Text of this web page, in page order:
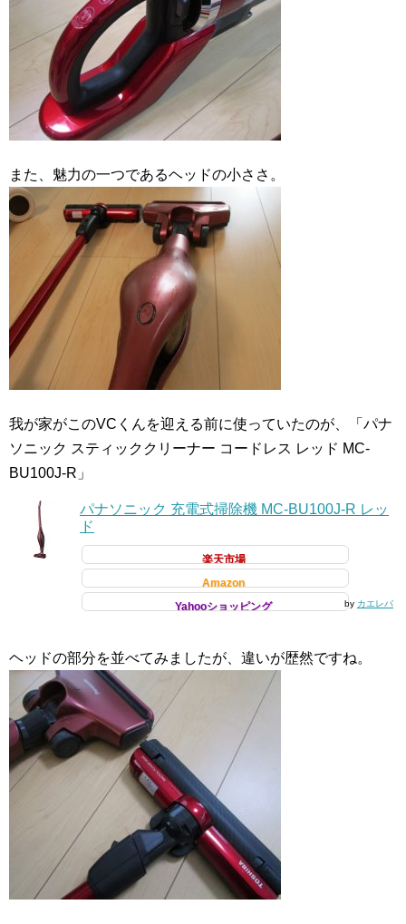
また、魅力の一つであるヘッドの小ささ。
我が家がこのVCくんを迎える前に使っていたのが、「パナ
ソニック スティッククリーナー コードレス レッド MC-
BU100J-R」
パナソニック 充電式掃除機 MC-BU100J-R レッ
ド
楽天市場
Amazon
Yahooショッピング
by カエレバ
ヘッドの部分を並べてみましたが、違いが歴然ですね。